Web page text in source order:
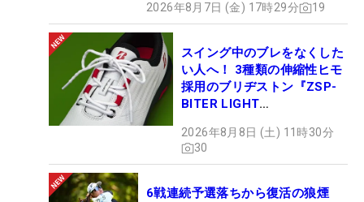
2026年8月7日 (金) 17時29分 19
スイング中のブレをなくした
い人へ！ 3種類の伸縮性ヒモ
採用のブリヂストン『ZSP-
BITER LIGHT
ュー
2026年8月8日 (土) 11時30分
30
6戦連続予選落ちから復活の狼煙